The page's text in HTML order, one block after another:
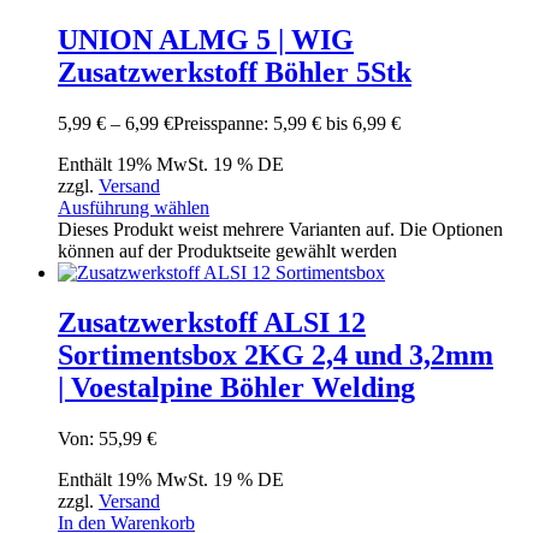
UNION ALMG 5 | WIG
Zusatzwerkstoff Böhler 5Stk
5,99 € – 6,99 €Preisspanne: 5,99 € bis 6,99 €
Enthält 19% MwSt. 19 % DE
zzgl. Versand
Ausführung wählen
Dieses Produkt weist mehrere Varianten auf. Die Optionen
können auf der Produktseite gewählt werden
Zusatzwerkstoff ALSI 12
Sortimentsbox 2KG 2,4 und 3,2mm
| Voestalpine Böhler Welding
Von: 55,99 €
Enthält 19% MwSt. 19 % DE
zzgl. Versand
In den Warenkorb